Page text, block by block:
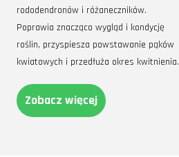
rododendronów i różaneczników.
Poprawia znacząco wygląd i kondycję
roślin, przyspiesza powstawanie pąków
kwiatowych i przedłuża okres kwitnienia.
Zobacz więcej